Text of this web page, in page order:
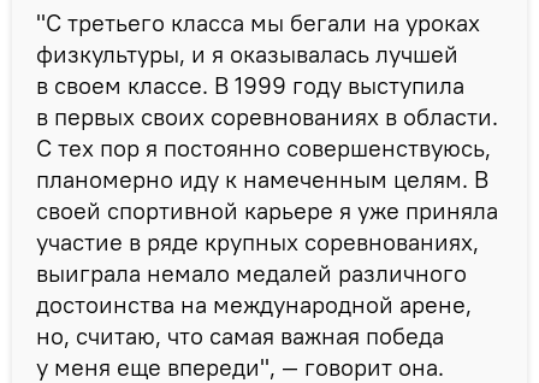
"С третьего класса мы бегали на уроках
физкультуры, и я оказывалась лучшей
в своем классе. В 1999 году выступила
в первых своих соревнованиях в области.
С тех пор я постоянно совершенствуюсь,
планомерно иду к намеченным целям. В
своей спортивной карьере я уже приняла
участие в ряде крупных соревнованиях,
выиграла немало медалей различного
достоинства на международной арене,
но, считаю, что самая важная победа
у меня еще впереди", — говорит она.